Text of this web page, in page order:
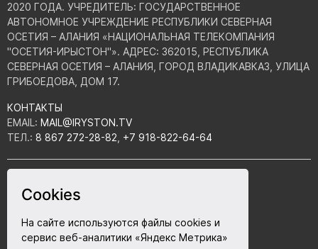
2020 ГОДА. УЧРЕДИТЕЛЬ: ГОСУДАРСТВЕННОЕ
АВТОНОМНОЕ УЧРЕЖДЕНИЕ РЕСПУБЛИКИ СЕВЕРНАЯ
ОСЕТИЯ – АЛАНИЯ «НАЦИОНАЛЬНАЯ ТЕЛЕКОМПАНИЯ
"ОСЕТИЯ-ИРЫСТОН"». АДРЕС: 362015, РЕСПУБЛИКА
СЕВЕРНАЯ ОСЕТИЯ – АЛАНИЯ, ГОРОД ВЛАДИКАВКАЗ, УЛИЦА
ГРИБОЕДОВА, ДОМ 17.
КОНТАКТЫ
EMAIL: MAIL@IRYSTON.TV
ТЕЛ.: 8 867 272-28-82 +7 918-822-64-64
ПРАВИЛА ИСПОЛЬЗОВАНИЯ ФАЙЛОВ COOKIE
Cookies
На сайте используются файлы cookies и
сервис веб-аналитики «Яндекс Метрика»